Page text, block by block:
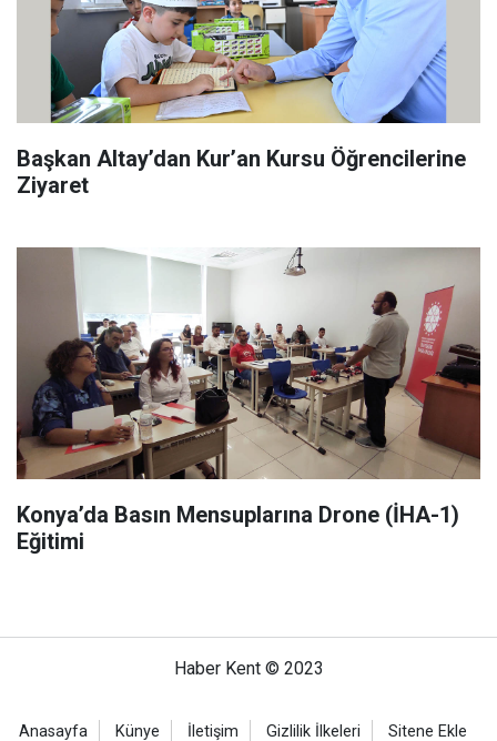
Başkan Altay’dan Kur’an Kursu Öğrencilerine
Ziyaret
Konya’da Basın Mensuplarına Drone (İHA-1)
Eğitimi
Haber Kent © 2023
Anasayfa Künye İletişim Gizlilik İlkeleri Sitene Ekle